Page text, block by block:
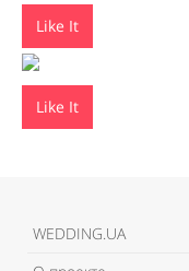
Like It
Like It
WEDDING.UA